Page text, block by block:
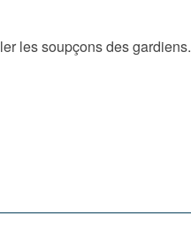
les soupçons des gardiens.